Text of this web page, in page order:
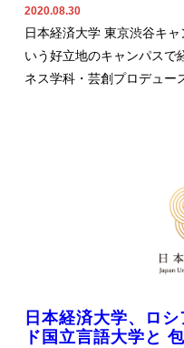
2020.08.30
日本経済大学 東京渋谷キ
いう好立地のキャンパスで
ネス学科・芸創プロデュー
日本経済大学、ロ
ド国立言語大学と